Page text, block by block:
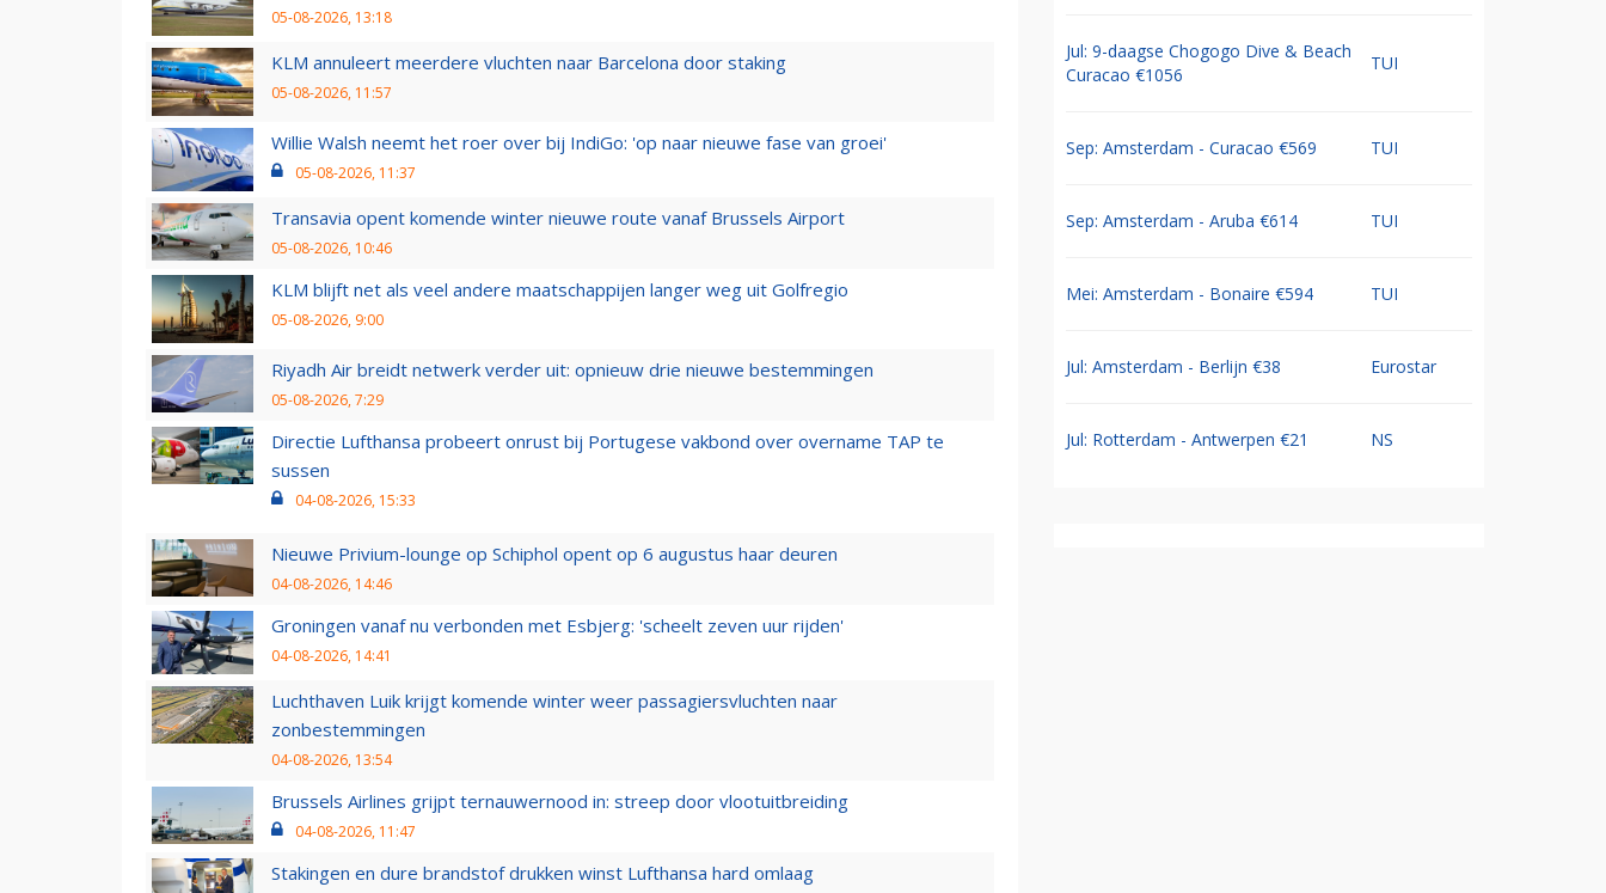
05-08-2026, 13:18
KLM annuleert meerdere vluchten naar Barcelona door staking
05-08-2026, 11:57
Willie Walsh neemt het roer over bij IndiGo: 'op naar nieuwe fase van groei'
05-08-2026, 11:37
Transavia opent komende winter nieuwe route vanaf Brussels Airport
05-08-2026, 10:46
KLM blijft net als veel andere maatschappijen langer weg uit Golfregio
05-08-2026, 9:00
Riyadh Air breidt netwerk verder uit: opnieuw drie nieuwe bestemmingen
05-08-2026, 7:29
Directie Lufthansa probeert onrust bij Portugese vakbond over overname TAP te
sussen
04-08-2026, 15:33
Nieuwe Privium-lounge op Schiphol opent op 6 augustus haar deuren
04-08-2026, 14:46
Groningen vanaf nu verbonden met Esbjerg: 'scheelt zeven uur rijden'
04-08-2026, 14:41
Luchthaven Luik krijgt komende winter weer passagiersvluchten naar
zonbestemmingen
04-08-2026, 13:54
Brussels Airlines grijpt ternauwernood in: streep door vlootuitbreiding
04-08-2026, 11:47
Stakingen en dure brandstof drukken winst Lufthansa hard omlaag
Jul: 9-daagse Chogogo Dive & Beach
Curacao €1056
TUI
Sep: Amsterdam - Curacao €569 TUI
Sep: Amsterdam - Aruba €614 TUI
Mei: Amsterdam - Bonaire €594 TUI
Jul: Amsterdam - Berlijn €38 Eurostar
Jul: Rotterdam - Antwerpen €21 NS